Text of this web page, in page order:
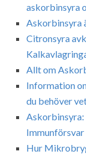
askorbinsyra
Askorbinsyra
Citronsyra
Allt om
Information
du behöver
Immunförsvar
Hur